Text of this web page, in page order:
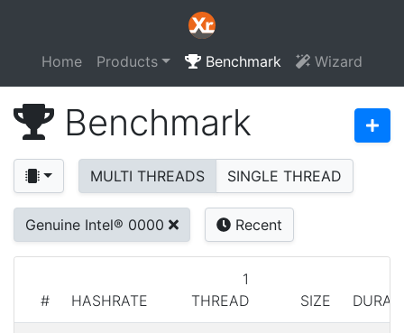
Home Products Benchmark Wizard
Benchmark
MULTI THREADS SINGLE THREAD
Genuine Intel® 0000 Recent
# HASHRATE
1
THREAD
SIZE